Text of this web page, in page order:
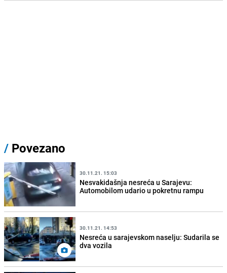
/ Povezano
30.11.21. 15:03
Nesvakidašnja nesreća u Sarajevu:
Automobilom udario u pokretnu rampu
30.11.21. 14:53
Nesreća u sarajevskom naselju: Sudarila se
dva vozila